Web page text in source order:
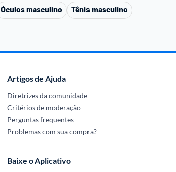
Óculos masculino Tênis masculino
Artigos de Ajuda
Diretrizes da comunidade
Critérios de moderação
Perguntas frequentes
Problemas com sua compra?
Baixe o Aplicativo